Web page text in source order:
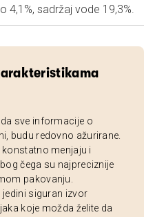
4,1%, sadržaj vode 19,3%.
sve informacije o
budu redovno ažurirane.
menjaju i
čega su najpreciznije
pakovanju.
siguran izvor
koje možda želite da